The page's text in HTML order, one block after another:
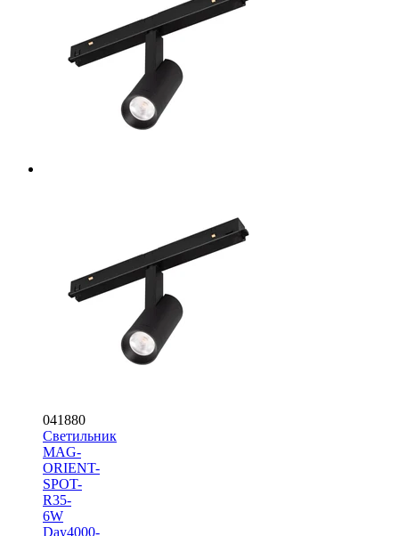
041880
Светильник
MAG-
ORIENT-
SPOT-
R35-
6W
Day4000-